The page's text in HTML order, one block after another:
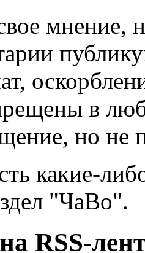
мнение,
в
но не
какие-
"ЧаВо".
RSS-